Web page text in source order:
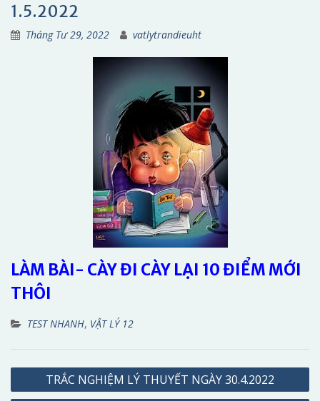
1.5.2022
Tháng Tư 29, 2022 vatlytrandieuht
LÀM BÀI- CÀY ĐI CÀY LẠI 10 ĐIỂM MỚI
THÔI
TEST NHANH, VẬT LÝ 12
Điều
hướng
TRẮC NGHIỆM LÝ THUYẾT NGÀY 30.4.2022